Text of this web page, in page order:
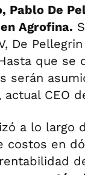
Pablo De
Agrofina.
De
que se
serán
CEO
a lo largo
costos en